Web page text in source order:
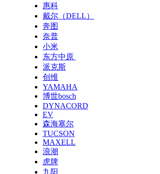
惠科
戴尔（DELL）
奔图
奈普
小米
东方中原
派克斯
创维
YAMAHA
博世bosch
DYNACORD
EV
森海塞尔
TUCSON
MAXELL
浪潮
虎牌
九阳